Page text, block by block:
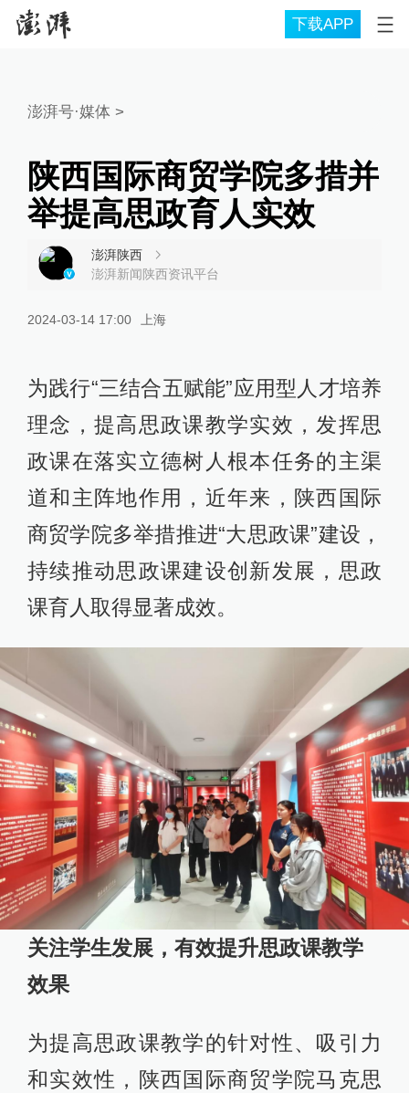
下载APP
澎湃号·媒体 >
陕西国际商贸学院多措并
举提高思政育人实效
澎湃陕西
澎湃新闻陕西资讯平台
2024-03-14 17:00 上海
为践行“三结合五赋能”应用型人才培养
理念，提高思政课教学实效，发挥思
政课在落实立德树人根本任务的主渠
道和主阵地作用，近年来，陕西国际
商贸学院多举措推进“大思政课”建设，
持续推动思政课建设创新发展，思政
课育人取得显著成效。
关注学生发展，有效提升思政课教学
效果
为提高思政课教学的针对性、吸引力
和实效性，陕西国际商贸学院马克思